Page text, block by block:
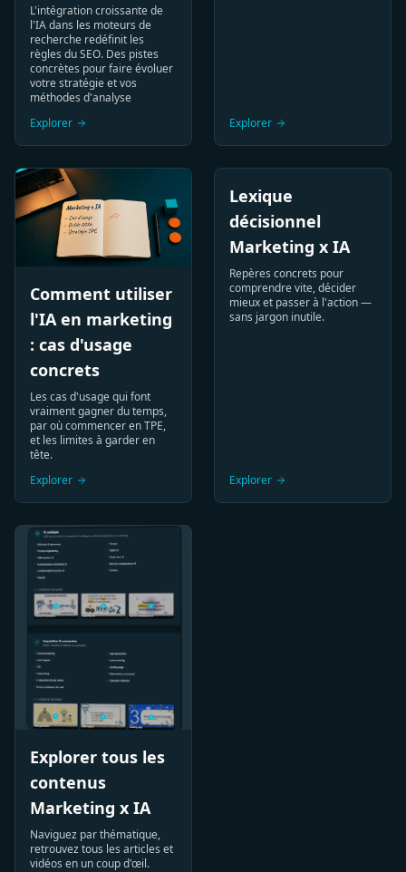
L'intégration croissante de
l'IA dans les moteurs de
recherche redéfinit les
règles du SEO. Des pistes
concrètes pour faire évoluer
votre stratégie et vos
méthodes d'analyse
Explorer
Explorer
Comment utiliser
l'IA en marketing
: cas d'usage
concrets
Les cas d'usage qui font
vraiment gagner du temps,
par où commencer en TPE,
et les limites à garder en
tête.
Explorer
CTA
Acquisition
Funnel
Conversion
Lexique
décisionnel
Marketing x IA
Repères concrets pour
comprendre vite, décider
mieux et passer à l'action —
sans jargon inutile.
Explorer
Explorer tous les
contenus
Marketing x IA
Naviguez par thématique,
retrouvez tous les articles et
vidéos en un coup d'œil.